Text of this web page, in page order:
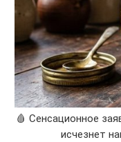
🩸 Сенсационное
исчезнет